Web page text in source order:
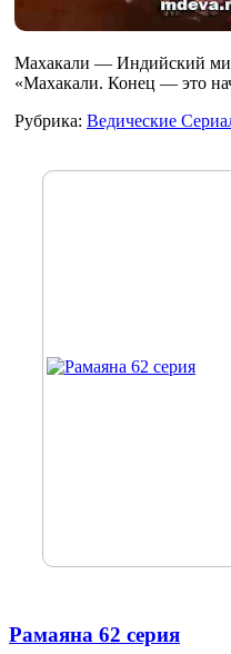
Махакали — Индийский
«Махакали. Конец — это
Рубрика: Ведические
Рамаяна 62 серия